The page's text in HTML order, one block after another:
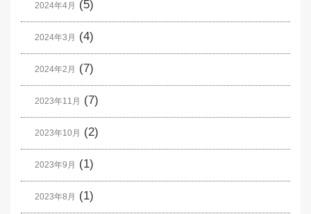
2024年4月 (5)
2024年3月 (4)
2024年2月 (7)
2023年11月 (7)
2023年10月 (2)
2023年9月 (1)
2023年8月 (1)